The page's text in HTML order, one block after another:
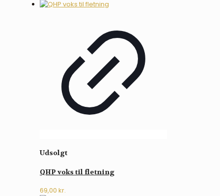
Udsolgt
QHP voks til fletning
69,00 kr.